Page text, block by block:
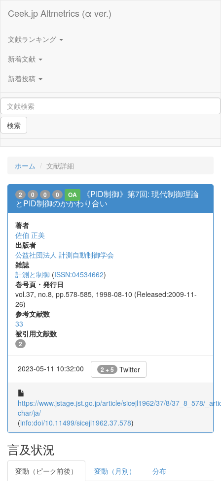
Ceek.jp Altmetrics (α ver.)
文献ランキング
新着文献
新着投稿
検索
ホーム 文献詳細
2 0 0 0 OA
《PID制御》第7回: 現代制御理論
とPID制御のかかわり合い
著者
佐伯 正美
出版者
公益社団法人 計測自動制御学会
雑誌
計測と制御 (ISSN:04534662)
巻号頁・発行日
vol.37, no.8, pp.578-585, 1998-08-10 (Released:2009-11-
26)
参考文献数
33
被引用文献数
2
2023-05-11 10:32:00 2 + 5 Twitter
https://www.jstage.jst.go.jp/article/sicejl1962/37/8/37_8_578/
char/ja/
(info:doi/10.11499/sicejl1962.37.578)
言及状況
変動（ピーク前後） 変動（月別） 分布